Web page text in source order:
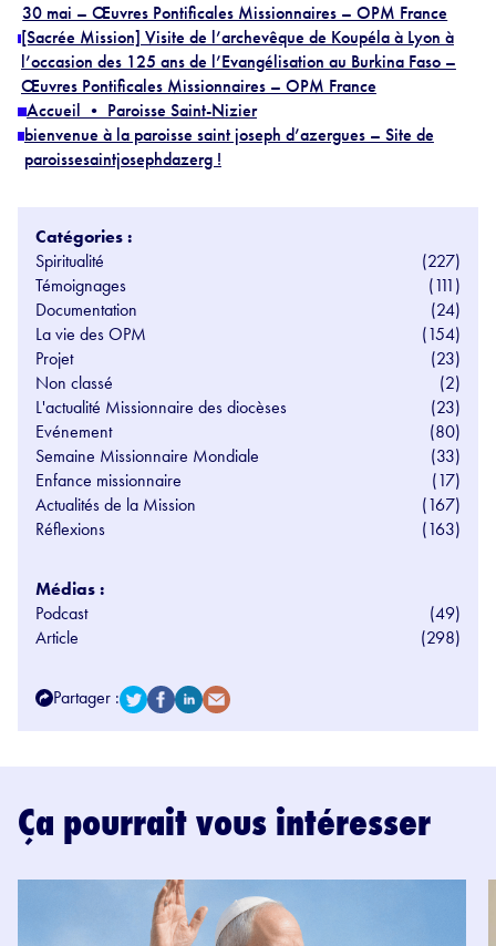
30 mai – Œuvres Pontificales Missionnaires – OPM France
[Sacrée Mission] Visite de l’archevêque de Koupéla à Lyon à
l’occasion des 125 ans de l’Evangélisation au Burkina Faso –
Œuvres Pontificales Missionnaires – OPM France
Accueil • Paroisse Saint-Nizier
bienvenue à la paroisse saint joseph d’azergues – Site de
paroissesaintjosephdazerg !
Catégories :
Spiritualité
(227)
Témoignages
(111)
Documentation
(24)
La vie des OPM
(154)
Projet
(23)
Non classé
(2)
L'actualité Missionnaire des diocèses
(23)
Evénement
(80)
Semaine Missionnaire Mondiale
(33)
Enfance missionnaire
(17)
Actualités de la Mission
(167)
Réflexions
(163)
Médias :
Podcast
(49)
Article
(298)
Partager :
Ça pourrait vous intéresser